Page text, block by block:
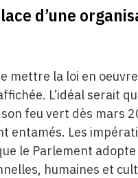
d’une
mettre la loi en
L’idéal serait
feu vert dès mars
entamés. Les
le Parlement
humaines et